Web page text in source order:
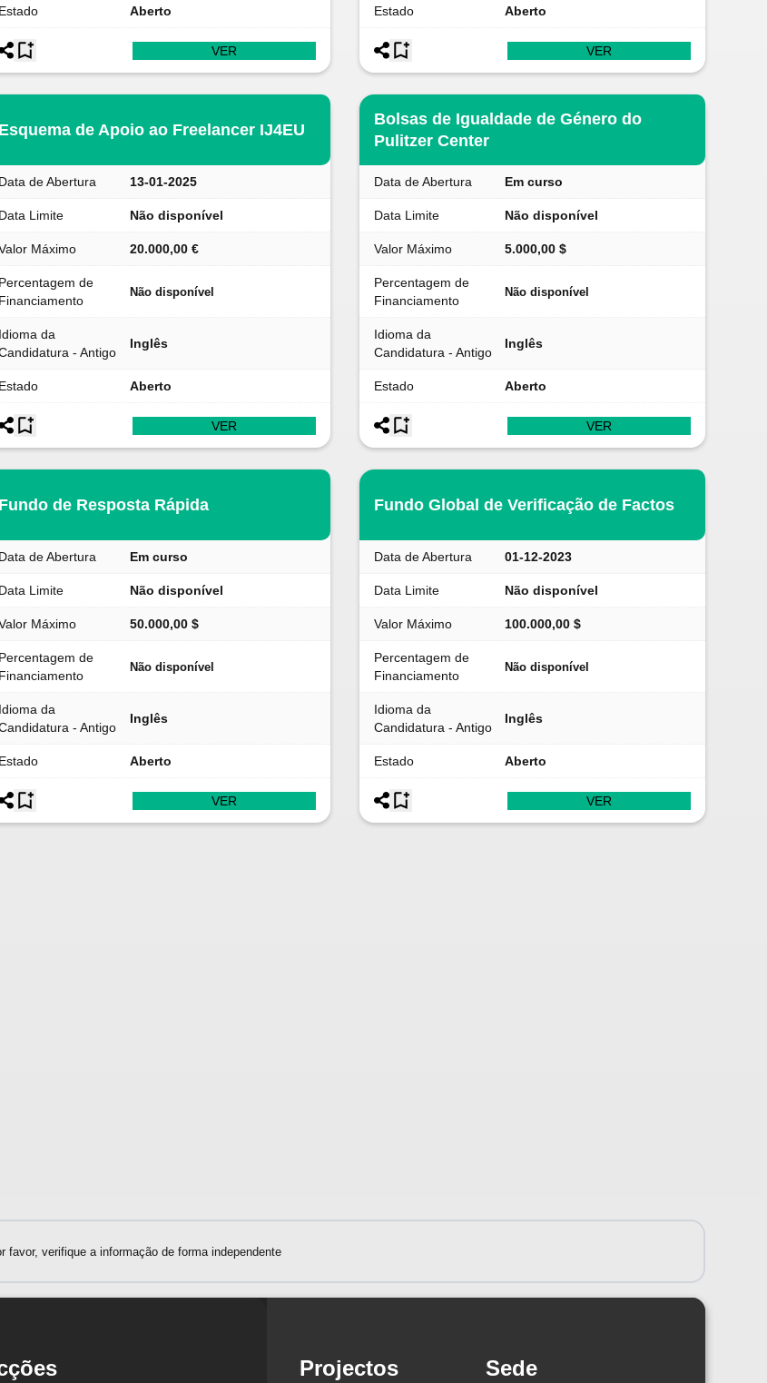
Estado Aberto
VER
Estado Aberto
VER
Esquema de Apoio ao Freelancer IJ4EU
Data de Abertura 13-01-2025
Data Limite Não disponível
Máximo 20.000,00 €
Percentagem de
Financiamento
Não disponível
Idioma da
- Antigo
Inglês
Estado Aberto
VER
Bolsas de Igualdade de Género do
Pulitzer Center
Data de Abertura Em curso
Data Limite Não disponível
Valor Máximo 5.000,00 $
Percentagem de
Financiamento
Não disponível
Idioma da
Candidatura - Antigo
Inglês
Estado Aberto
VER
Fundo de Resposta Rápida
Data de Abertura Em curso
Data Limite Não disponível
Máximo 50.000,00 $
Percentagem de
Financiamento
Não disponível
Idioma da
- Antigo
Inglês
Estado Aberto
VER
Fundo Global de Verificação de Factos
Data de Abertura 01-12-2023
Data Limite Não disponível
Valor Máximo 100.000,00 $
Percentagem de
Financiamento
Não disponível
Idioma da
Candidatura - Antigo
Inglês
Estado Aberto
VER
verifique a informação de forma independente
Projectos Sede